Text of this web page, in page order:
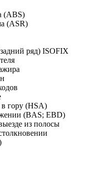
(ABS)
(ASR)
ряд) ISOFIX
гору (HSA)
(BAS; EBD)
из полосы